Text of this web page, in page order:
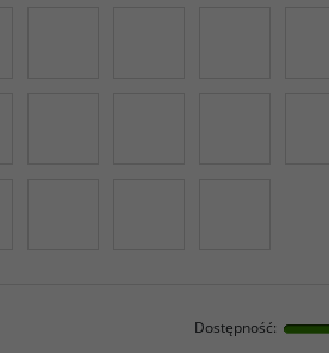
Dostępność: